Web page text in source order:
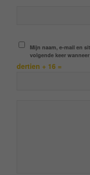
Mijn naam, e-mail en
volgende keer
dertien + 16 =